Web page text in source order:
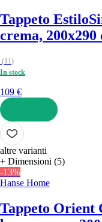
Tappeto Estilo
crema, 200x290
(11)
In stock
109 €
AGGIUNGI
altre varianti
+ Dimensioni (5)
-13%
Hanse Home
Tappeto Orient